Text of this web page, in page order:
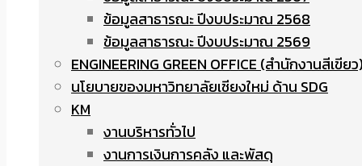
ข้อมูลสาธารณะ ปีงบประมาณ 2568
ข้อมูลสาธารณะ ปีงบประมาณ 2569
ENGINEERING GREEN OFFICE (สำนักงานสีเขีย
นโยบายของมหาวิทยาลัยเชียงใหม่ ด้าน SDG
KM
งานบริหารทั่วไป
งานการเงินการคลัง และพัสดุ